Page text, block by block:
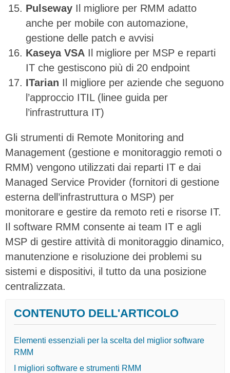
Pulseway Il migliore per RMM adatto
anche per mobile con automazione,
gestione delle patch e avvisi
Kaseya VSA Il migliore per MSP e reparti
IT che gestiscono più di 20 endpoint
ITarian Il migliore per aziende che seguono
l’approccio ITIL (linee guida per
l’infrastruttura IT)
Gli strumenti di Remote Monitoring and
Management (gestione e monitoraggio remoti o
RMM) vengono utilizzati dai reparti IT e dai
Managed Service Provider (fornitori di gestione
esterna dell’infrastruttura o MSP) per
monitorare e gestire da remoto reti e risorse IT.
Il software RMM consente ai team IT e agli
MSP di gestire attività di monitoraggio dinamico,
manutenzione e risoluzione dei problemi su
sistemi e dispositivi, il tutto da una posizione
centralizzata.
CONTENUTO DELL'ARTICOLO
Elementi essenziali per la scelta del miglior software
RMM
I migliori software e strumenti RMM